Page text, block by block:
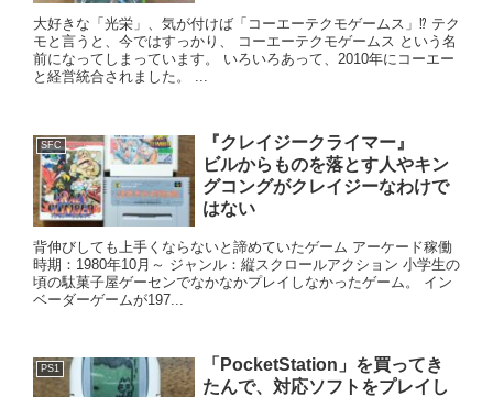
大好きな「光栄」、気が付けば「コーエーテクモゲームス」⁉ テク
モと言うと、今ではすっかり、 コーエーテクモゲームス という名
前になってしまっています。 いろいろあって、2010年にコーエー
と経営統合されました。 ...
SFC
『クレイジークライマー』
ビルからものを落とす人やキン
グコングがクレイジーなわけで
はない
背伸びしても上手くならないと諦めていたゲーム アーケード稼働
時期：1980年10月～ ジャンル：縦スクロールアクション 小学生の
頃の駄菓子屋ゲーセンでなかなかプレイしなかったゲーム。 イン
ベーダーゲームが197...
PS1
「PocketStation」を買ってき
たんで、対応ソフトをプレイし